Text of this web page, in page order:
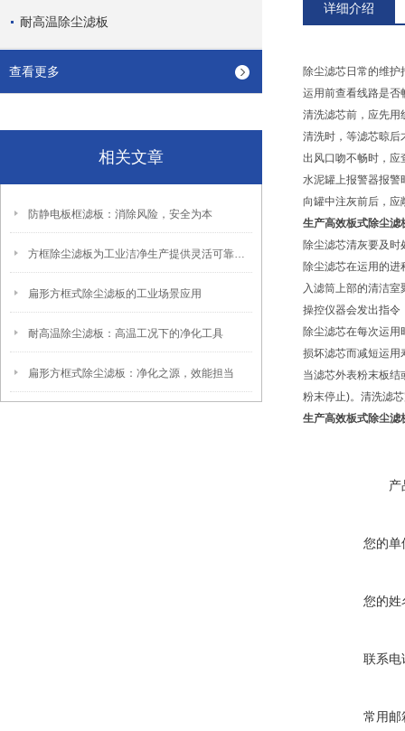
耐高温除尘滤板
查看更多
相关文章
防静电板框滤板：消除风险，安全为本
方框除尘滤板为工业洁净生产提供灵活可靠的过滤解决方案
扁形方框式除尘滤板的工业场景应用
耐高温除尘滤板：高温工况下的净化工具
扁形方框式除尘滤板：净化之源，效能担当
详细介绍
除尘滤芯日常的维护
运用前查看线路是否
清洗滤芯前，应先用
清洗时，等滤芯晾后
出风口吻不畅时，应
水泥罐上报警器报警
向罐中注灰前后，应
生产高效板式除尘滤
除尘滤芯清灰要及时
除尘滤芯在运用的
入滤筒上部的清洁
操控仪器会发出指令
除尘滤芯在每次运
损坏滤芯而减短运用
当滤芯外表粉末板
粉末停止)。清洗滤
生产高效板式除尘滤
产
您的单
您的姓
联系电
常用邮